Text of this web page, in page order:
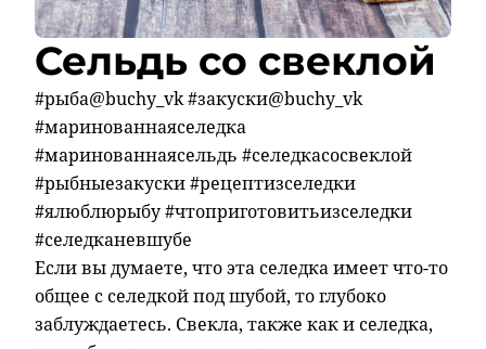
Сельдь со свеклой
#рыба@buchy_vk #закуски@buchy_vk
#маринованнаяселедка
#маринованнаясельдь #селедкасосвеклой
#рыбныезакуски #рецептизселедки
#ялюблюрыбу #чтоприготовитьизселедки
#селедканевшубе
Если вы думаете, что эта селедка имеет что-то
общее с селедкой под шубой, то глубоко
заблуждаетесь. Свекла, также как и селедка,